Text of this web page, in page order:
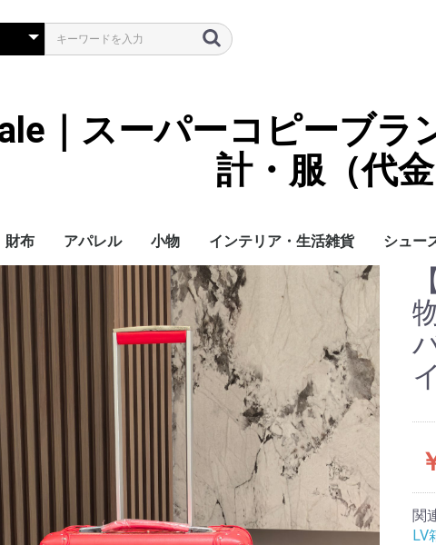
｜スーパーコピーブラ
計・服（代金
財布
LOUIS VUITTON
アパレル
ハイブランド
Supreme
Miu Miu
アウター
LOUIS VUITTON
MONCLER
Adidas
THE NORTH FACE
CHANEL
𝗖𝗔𝗡𝗔𝗗𝗔 𝗚𝗢𝗢𝗦𝗘
DIOR
GUCCI
VERSACE
BALENCIAGA
FENDI
子供服切れ
小物
ぼうし
ネクタイ
ハンカチ
スマホケース
サングラス・アイウェ
アクセサリー
マフラー/スカーフ LOUIS
CHANEL
HERMES
GUCCI
DIOR
FENDI
LINEID：
バッグチャーム
バッグストラップ
カード（コイン）ケー
キーケース
時計
ヘアアクセサリー
インテリア・生活雑貨
寝具
ブランケット
カーペット絨毯
クッションカバー/ク
ッション
小物入れ収納ボックス
バスタオル
QRコード
シュー
レディ
メンズ
関
LV